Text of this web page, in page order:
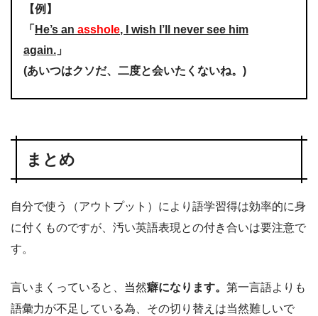
【例】
「 He’s an asshole, I wish I’ll never see him
again. 」
(あいつはクソだ、二度と会いたくないね。)
まとめ
自分で使う（アウトプット）により語学習得は効率的に身
に付くものですが、汚い英語表現との付き合いは要注意で
す。
言いまくっていると、当然癖になります。 第一言語よりも
語彙力が不足している為、その切り替えは当然難しいで